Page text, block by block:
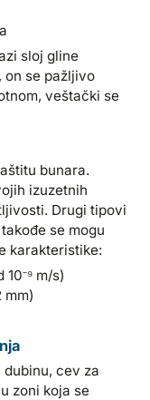
sloj gline
on se pažljivo
veštački se
bunara.
izuzetnih
Drugi tipovi
se mogu
karakteristike:
m/s)
cev za
zoni koja se